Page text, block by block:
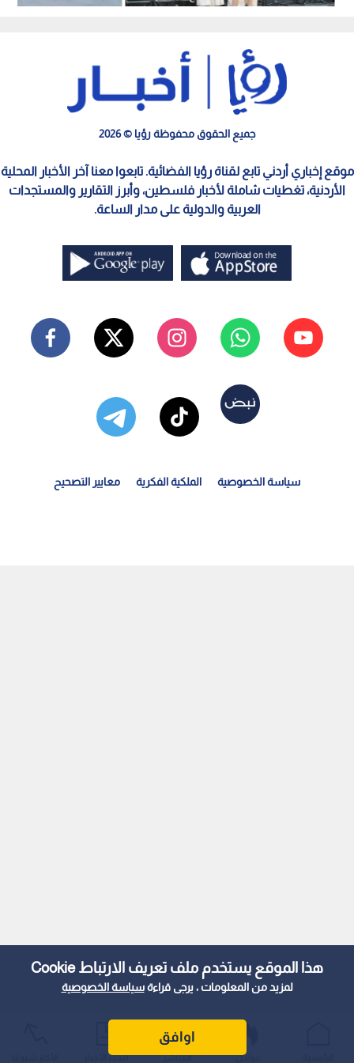
هذا الموقع يستخدم ملف تعريف الارتباط Cookie
لمزيد من المعلومات ، يرجى قراءةسياسة الخصوصية
اوافق
الصادرات الوطنية
جميع الحقوق محفوظة رؤيا © 2026
موقع إخباري أردني تابع لقناة رؤيا الفضائية. تابعوا معنا آخر الأخبار المحلية
الأردنية، تغطيات شاملة لأخبار فلسطين، وأبرز التقارير والمستجدات
العربية والدولية على مدار الساعة.
سياسة الخصوصية الملكية الفكرية معايير التصحيح
عواجل المباشر أحدث الأخبار